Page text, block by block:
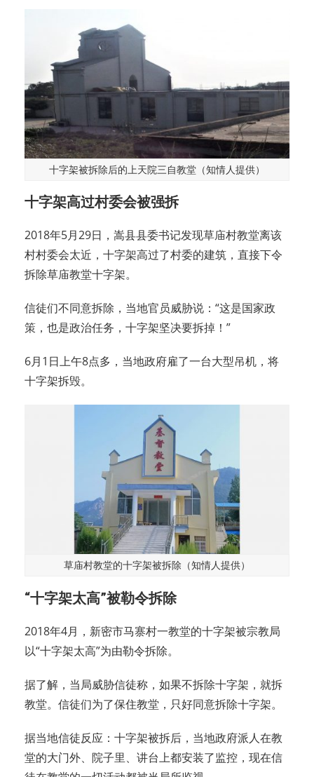
十字架被拆除后的上天院三自教堂（知情人提供）
十字架高过村委会被强拆
2018年5月29日，嵩县县委书记发现草庙村教堂离该
村村委会太近，十字架高过了村委的建筑，直接下令
拆除草庙教堂十字架。
信徒们不同意拆除，当地官员威胁说：“这是国家政
策，也是政治任务，十字架坚决要拆掉！”
6月1日上午8点多，当地政府雇了一台大型吊机，将
十字架拆毁。
草庙村教堂的十字架被拆除（知情人提供）
“十字架太高”被勒令拆除
2018年4月，新密市马寨村一教堂的十字架被宗教局
以“十字架太高”为由勒令拆除。
据了解，当局威胁信徒称，如果不拆除十字架，就拆
教堂。信徒们为了保住教堂，只好同意拆除十字架。
据当地信徒反应：十字架被拆后，当地政府派人在教
堂的大门外、院子里、讲台上都安装了监控，现在信